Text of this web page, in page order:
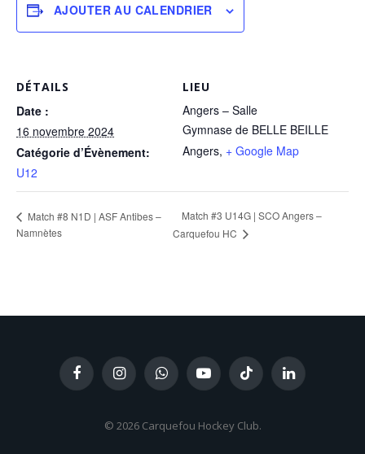
AJOUTER AU CALENDRIER
DÉTAILS
Date :
16 novembre 2024
Catégorie d’Évènement:
U12
LIEU
Angers – Salle
Gymnase de BELLE BEILLE
Angers, + Google Map
Match #8 N1D | ASF Antibes –
Namnètes
Match #3 U14G | SCO Angers –
Carquefou HC
FacebookInstagramWhatsAppYouTubeTikTok LinkedIn
© 2026 Carquefou Hockey Club.